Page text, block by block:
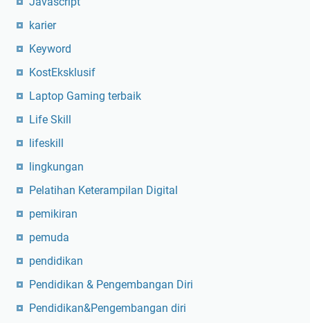
karier
Keyword
KostEksklusif
Laptop Gaming terbaik
Life Skill
lifeskill
lingkungan
Pelatihan Keterampilan Digital
pemikiran
pemuda
pendidikan
Pendidikan & Pengembangan Diri
Pendidikan&Pengembangan diri